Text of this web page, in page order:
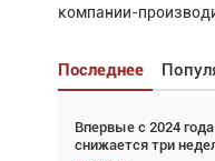
компании-
Последнее
Впервые с 2024
снижается три
Взгляд с высоты:
спасательных